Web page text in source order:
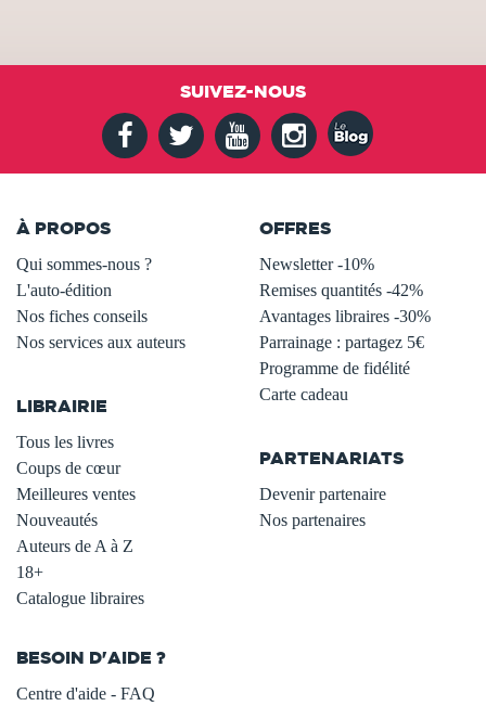
SUIVEZ-NOUS
À PROPOS
Qui sommes-nous ?
L'auto-édition
Nos fiches conseils
Nos services aux auteurs
LIBRAIRIE
Tous les livres
Coups de cœur
Meilleures ventes
Nouveautés
Auteurs de A à Z
18+
Catalogue libraires
OFFRES
Newsletter -10%
Remises quantités -42%
Avantages libraires -30%
Parrainage : partagez 5€
Programme de fidélité
Carte cadeau
PARTENARIATS
Devenir partenaire
Nos partenaires
BESOIN D'AIDE ?
Centre d'aide - FAQ